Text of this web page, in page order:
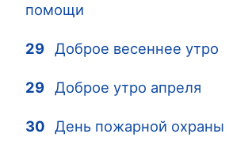
помощи
29 Доброе весеннее утро
29 Доброе утро апреля
30 День пожарной охраны